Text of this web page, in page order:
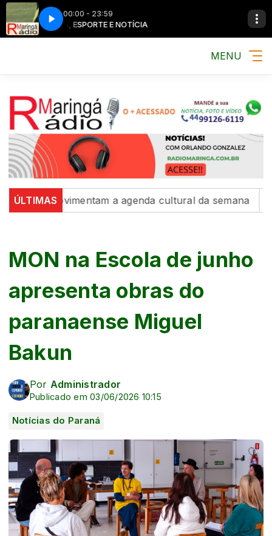
00:00 - 23:59
MÚSICA, ESPORTE E NOTÍCIA MÚSICA,
MENU
ÚLTIMAS
movimentam a agenda cultural da semana
MON na Escola de junho
apresenta obras do
paranaense Miguel
Bakun
Por Administrador
Publicado em 03/06/2026 10:15
Notícias do Paraná